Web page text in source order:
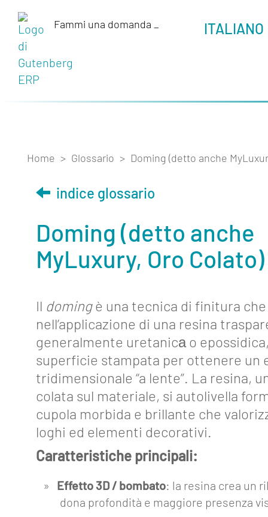
About
Funzionalità
Fammi una domanda _ ITALIANO
Home > Glossario > Doming (detto anche
indice glossario
Doming (detto anche
MyLuxury, Oro Colato)
domingè una tecnica di finitura
nell’applicazione di una resina
generalmente uretanicа o
superficie stampata per ottenere un
tridimensionale “a lente”. La resina,
colata sul materiale, si autolivella
cupola morbida e brillante che
loghi ed elementi decorativi.
Caratteristiche principali:
Effetto 3D / bombato: la resina crea un
dona profondità e maggiore presenza